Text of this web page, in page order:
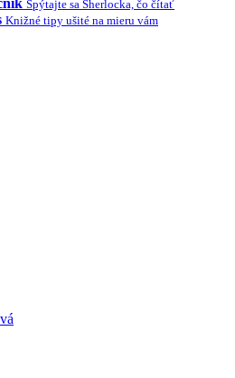
Spýtajte sa Sherlocka, čo čítať
Knižné tipy ušité na mieru vám